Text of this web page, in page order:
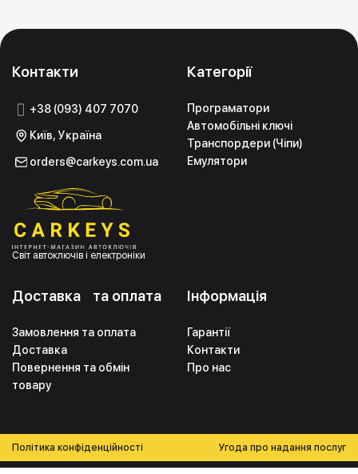
Контакти
+38 (093) 407 7070
Київ, Україна
orders@carkeys.com.ua
Світ автоключів і електроніки
Категорії
Програматори
Автомобільні ключі
Транспордери (Чіпи)
Емулятори
Інформація
Гарантії
Контакти
Про нас
Доставка та оплата
Замовлення та оплата
Доставка
Повернення та обмін
товару
Політика конфіденційності Угода про надання послуг